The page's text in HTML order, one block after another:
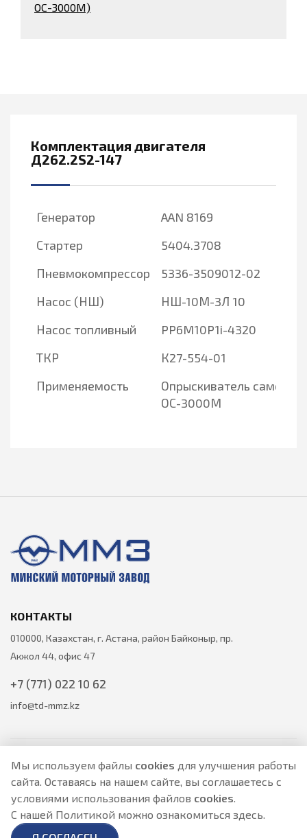
ОС-3000М)
Комплектация двигателя
Д262.2S2-147
Генератор
AAN 8169
Стартер
5404.3708
Пневмокомпрессор
5336-3509012-02
Насос (НШ)
НШ-10М-3Л 10
Насос топливный
PP6M10P1i-4320
ТКР
К27-554-01
Применяемость
Опрыскиватель
ОС-3000М
Мы используем файлы cookies для улучшения работы
сайта. Оставаясь на нашем сайте, вы соглашаетесь с
условиями использования файлов cookies.
С нашей Политикой можно ознакомиться здесь.
КОНТАКТЫ
010000, Казахстан, г. Астана, район Байконыр, пр.
Акжол 44, офис 47
+7 (771) 022 10 62
info@td-mmz.kz
Все цены на товары указаны только для ознакомления и не
являются публичной офертой.
Актуальные цены уточняйте у менеджера по телефону.
Политика Безопасности